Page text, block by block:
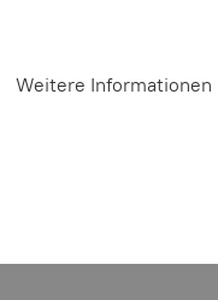
Weitere Informationen